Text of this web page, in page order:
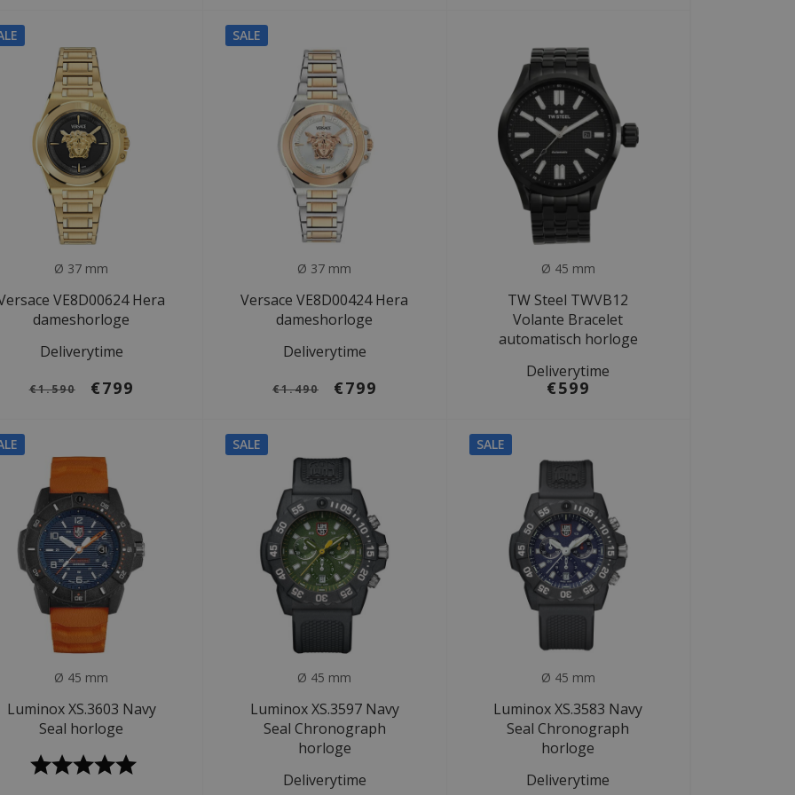
Ø 37 mm
VE8D00624 Hera
dameshorloge
Deliverytime
€1.590 €799
SALE
Ø 37 mm
Versace VE8D00424 Hera
dameshorloge
Deliverytime
€1.490 €799
Ø 45 mm
TW Steel TWVB12
Volante Bracelet
automatisch horloge
Deliverytime
€599
Ø 45 mm
Luminox XS.3603 Navy
Seal horloge
SALE
Ø 45 mm
Luminox XS.3597 Navy
Seal Chronograph
horloge
Deliverytime
SALE
Ø 45 mm
Luminox XS.3583 Navy
Seal Chronograph
horloge
Deliverytime